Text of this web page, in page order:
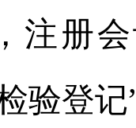
注册
验登记